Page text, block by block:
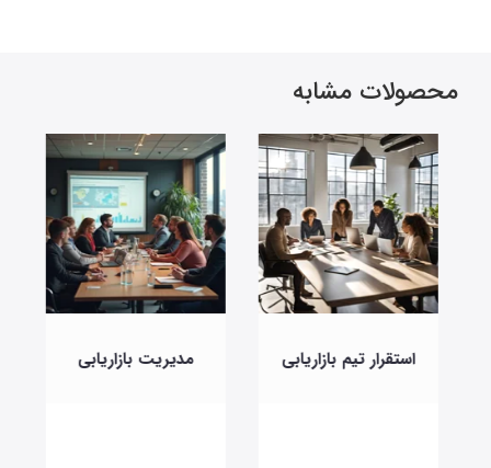
محصولات مشابه
استقرار تیم بازاریابی مدیریت بازاریابی